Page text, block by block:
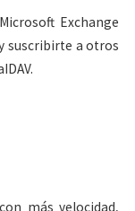
Exchange
suscribirte a otros
más velocidad,